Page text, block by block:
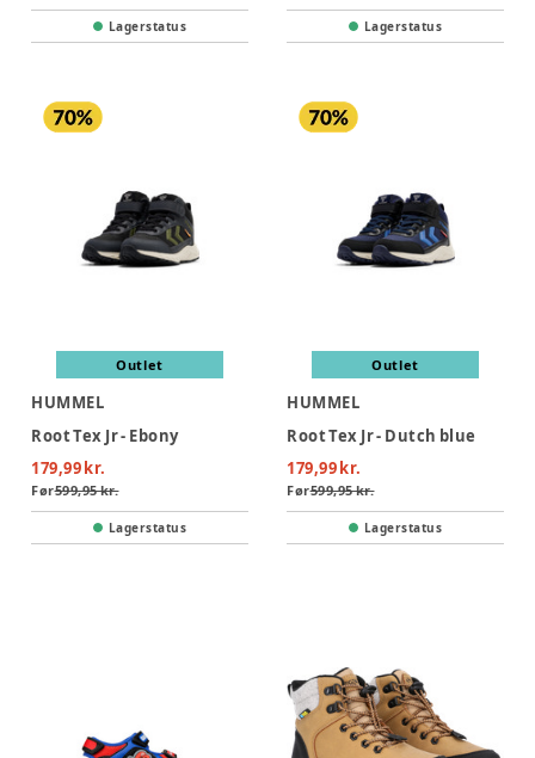
Lagerstatus Lagerstatus
Outlet
HUMMEL
Root Tex Jr - Ebony
179,99 kr.
Før599,95 kr.
Lagerstatus
Outlet
HUMMEL
Root Tex Jr - Dutch blue
179,99 kr.
Før599,95 kr.
Lagerstatus